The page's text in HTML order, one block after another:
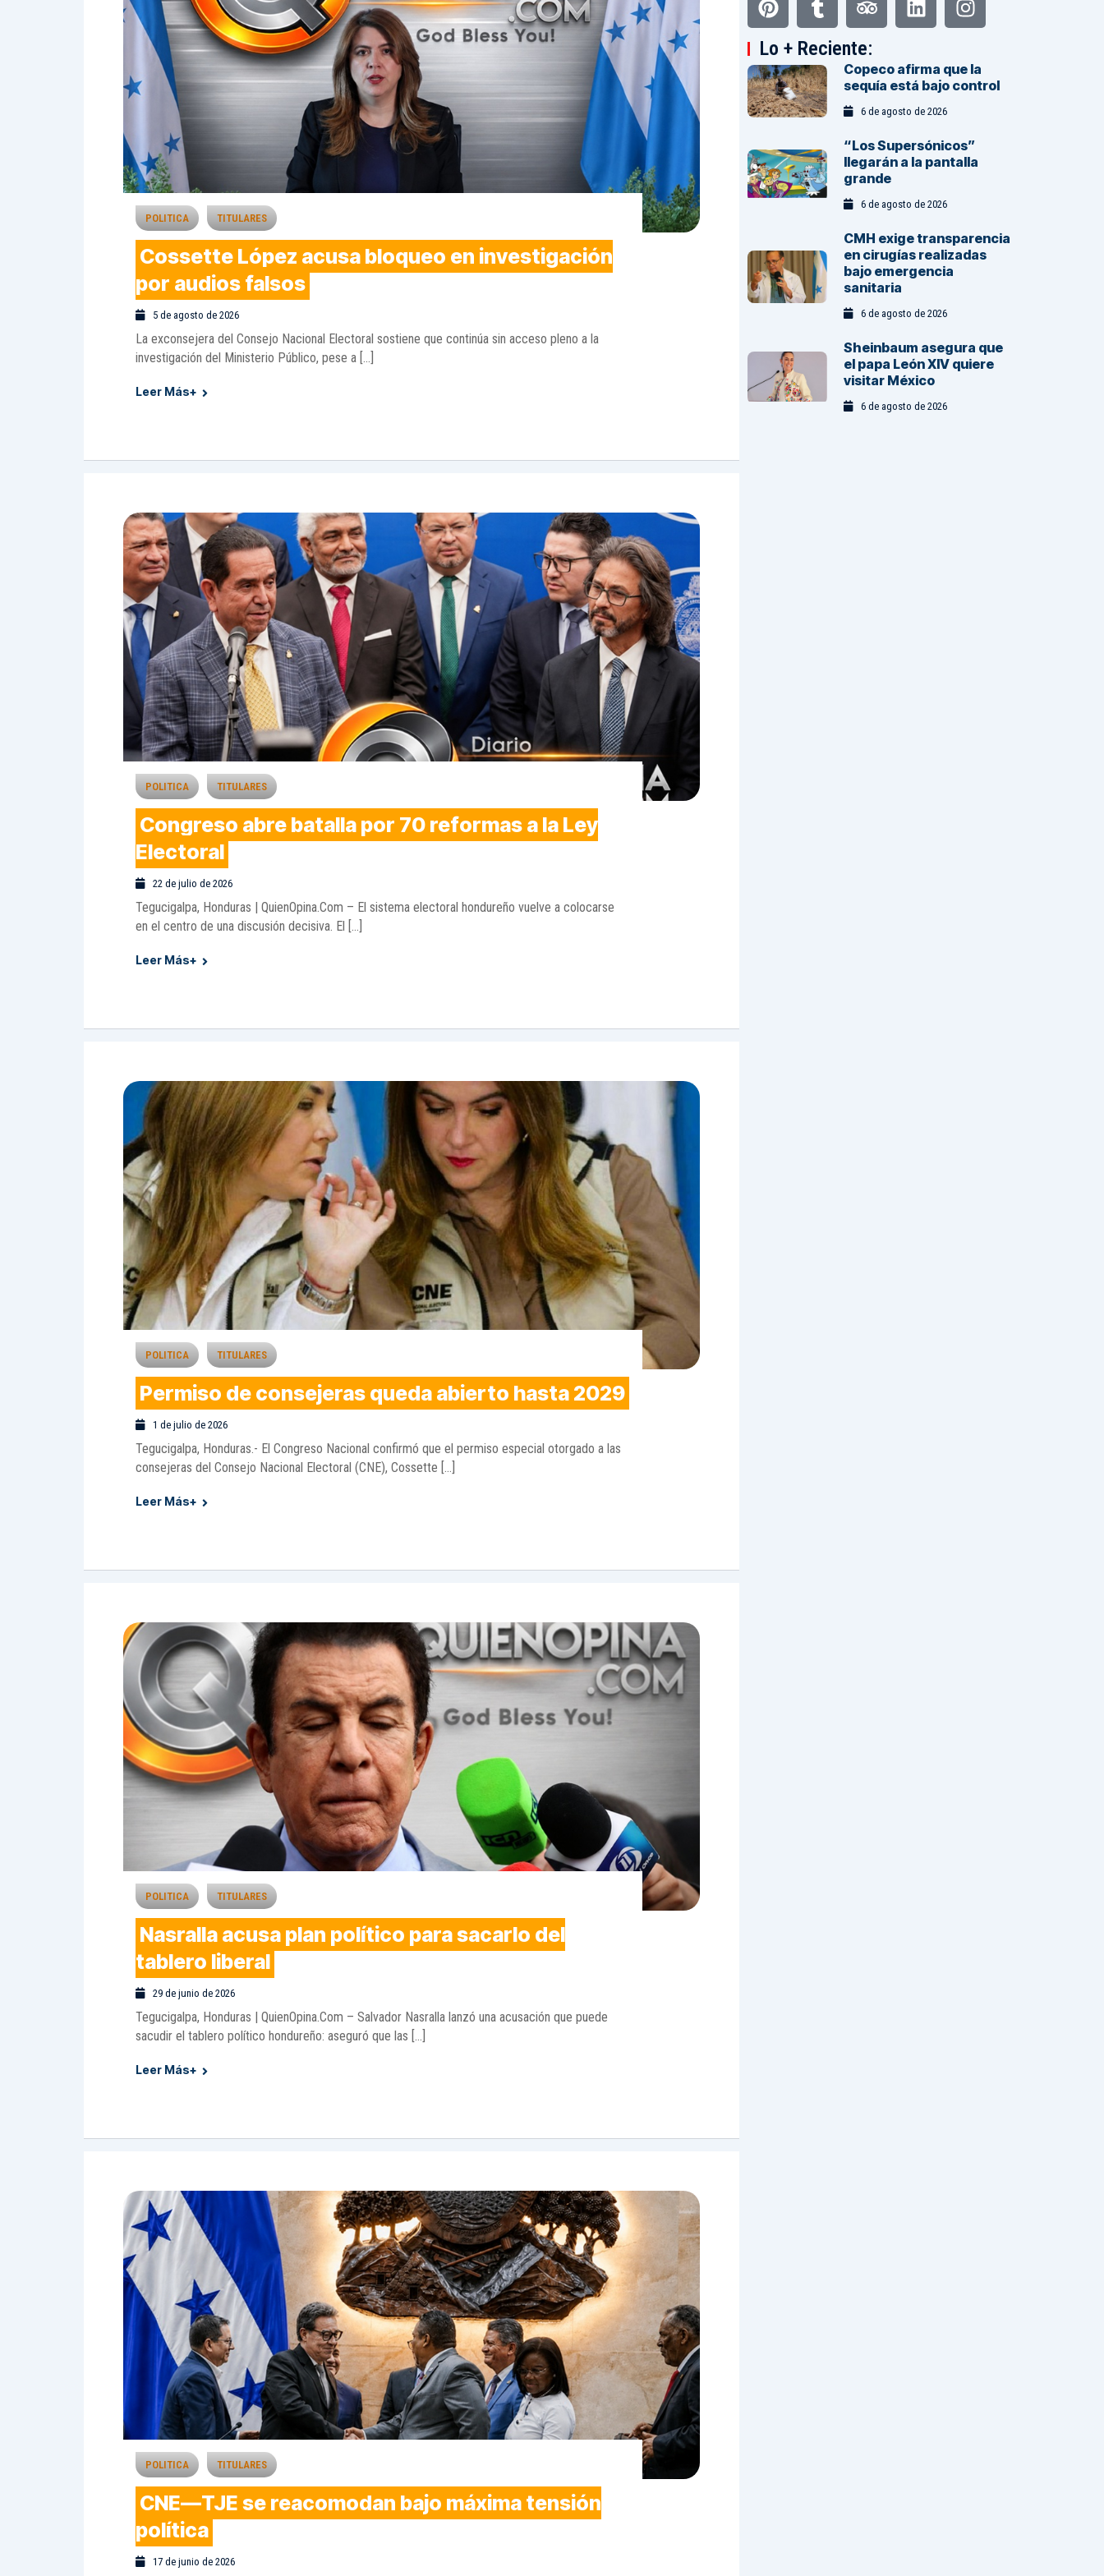
POLITICA TITULARES
Cossette López acusa bloqueo en investigación
por audios falsos
5 de agosto de 2026
La exconsejera del Consejo Nacional Electoral sostiene que continúa sin acceso pleno a la
investigación del Ministerio Público, pese a […]
Leer Más+
POLITICA TITULARES
Congreso abre batalla por 70 reformas a la Ley
Electoral
22 de julio de 2026
Tegucigalpa, Honduras | QuienOpina.Com – El sistema electoral hondureño vuelve a colocarse
en el centro de una discusión decisiva. El […]
Leer Más+
POLITICA TITULARES
Permiso de consejeras queda abierto hasta 2029
1 de julio de 2026
Tegucigalpa, Honduras.- El Congreso Nacional confirmó que el permiso especial otorgado a las
consejeras del Consejo Nacional Electoral (CNE), Cossette […]
Leer Más+
POLITICA TITULARES
Nasralla acusa plan político para sacarlo del
tablero liberal
29 de junio de 2026
Tegucigalpa, Honduras | QuienOpina.Com – Salvador Nasralla lanzó una acusación que puede
sacudir el tablero político hondureño: aseguró que las […]
Leer Más+
POLITICA TITULARES
CNE—TJE se reacomodan bajo máxima tensión
política
17 de junio de 2026
Lo + Reciente:
Copeco afirma que la
sequía está bajo control
6 de agosto de 2026
“Los Supersónicos”
llegarán a la pantalla
grande
6 de agosto de 2026
CMH exige transparencia
en cirugías realizadas
bajo emergencia
sanitaria
6 de agosto de 2026
Sheinbaum asegura que
el papa León XIV quiere
visitar México
6 de agosto de 2026